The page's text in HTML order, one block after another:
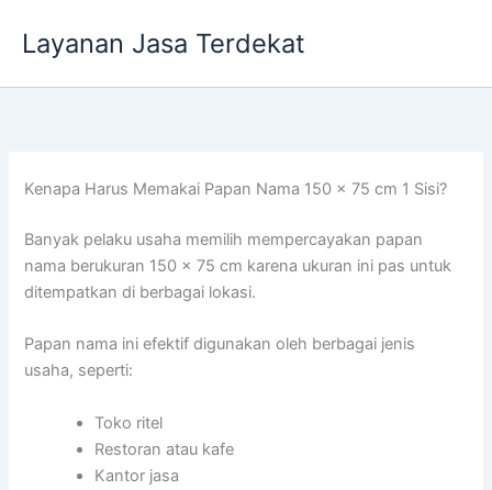
Layanan Jasa Terdekat
Kenapa Harus Memakai Papan Nama 150 x 75 cm 1 Sisi?
Banyak pelaku usaha memilih mempercayakan papan
nama berukuran 150 x 75 cm karena ukuran ini pas untuk
ditempatkan di berbagai lokasi.
Papan nama ini efektif digunakan oleh berbagai jenis
usaha, seperti:
Toko ritel
Restoran atau kafe
Kantor jasa